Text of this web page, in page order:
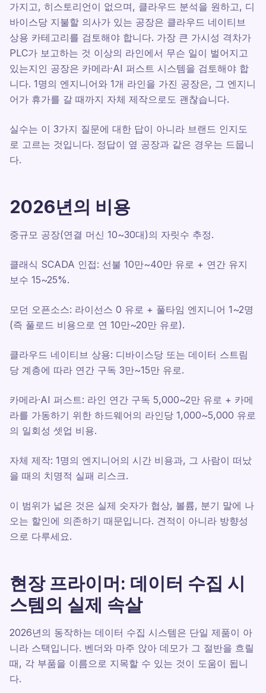
가지고, 히스토리언이 없으며, 클라우드 분석을 원하고, 디
바이스당 지불할 의사가 있는 공장은 클라우드 네이티브
상용 카테고리를 검토해야 합니다. 가장 큰 가시성 격차가
PLC가 보고하는 것 이상의 라인에서 무슨 일이 벌어지고
있는지인 공장은 카메라·AI 퍼스트 시스템을 검토해야 합
니다. 1명의 엔지니어와 1개 라인을 가진 공장은, 그 엔지니
어가 휴가를 갈 때까지 자체 제작으로도 괜찮습니다.
실수는 이 3가지 질문에 대한 답이 아니라 브랜드 인지도
로 고르는 것입니다. 정답이 옆 공장과 같은 경우는 드뭅니
다.
2026년의 비용
중규모 공장(연결 머신 10~30대)의 자릿수 추정.
클래식 SCADA 인접: 선불 10만~40만 유로 + 연간 유지
보수 15~25%.
모던 오픈소스: 라이선스 0 유로 + 풀타임 엔지니어 1~2명
(즉 풀로드 비용으로 연 10만~20만 유로).
클라우드 네이티브 상용: 디바이스당 또는 데이터 스트림
당 계층에 따라 연간 구독 3만~15만 유로.
카메라·AI 퍼스트: 라인 연간 구독 5,000~2만 유로 + 카메
라를 가동하기 위한 하드웨어의 라인당 1,000~5,000 유로
의 일회성 셋업 비용.
자체 제작: 1명의 엔지니어의 시간 비용과, 그 사람이 떠났
을 때의 치명적 실패 리스크.
이 범위가 넓은 것은 실제 숫자가 협상, 볼륨, 분기 말에 나
오는 할인에 의존하기 때문입니다. 견적이 아니라 방향성
으로 다루세요.
현장 프라이머: 데이터 수집 시
스템의 실제 속살
2026년의 동작하는 데이터 수집 시스템은 단일 제품이 아
니라 스택입니다. 벤더와 마주 앉아 데모가 그 절반을 흐릴
때, 각 부품을 이름으로 지목할 수 있는 것이 도움이 됩니
다.